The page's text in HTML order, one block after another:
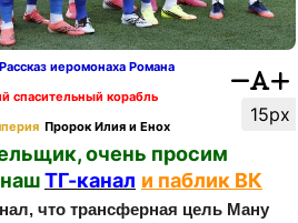
15px
иеромонаха Романа
спасительный корабль
Пророк Илия и Енох
очень просим
ТГ-канал и паблик ВК
что трансферная цель Ману